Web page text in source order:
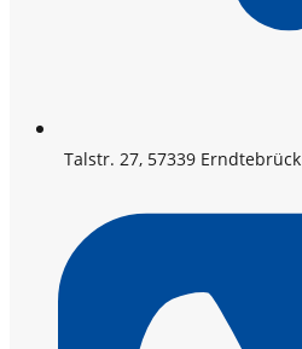
Talstr. 27, 57339 Erndtebrück